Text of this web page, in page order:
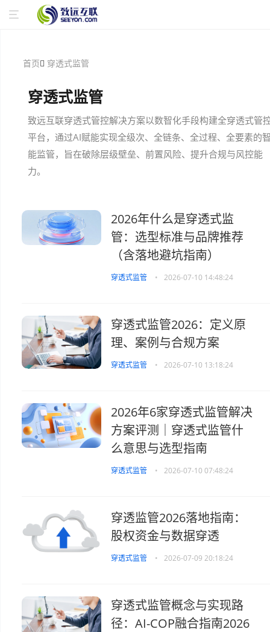
首页 穿透式监管
穿透式监管
致远互联穿透式管控解决方案以数智化手段构建全穿透式管
平台，通过AI赋能实现全级次、全链条、全过程、全要素的
能监管，旨在破除层级壁垒、前置风险、提升合规与风控能
力。
2026年什么是穿透式监
管：选型标准与品牌推荐
（含落地避坑指南）
穿透式监管 • 2026-07-10 14:48:24
穿透式监管2026：定义原
理、案例与合规方案
穿透式监管 • 2026-07-10 13:18:24
2026年6家穿透式监管解决
方案评测｜穿透式监管什
么意思与选型指南
穿透式监管 • 2026-07-10 07:48:24
穿透监管2026落地指南：
股权资金与数据穿透
穿透式监管 • 2026-07-09 20:18:24
穿透式监管概念与实现路
径：AI-COP融合指南2026